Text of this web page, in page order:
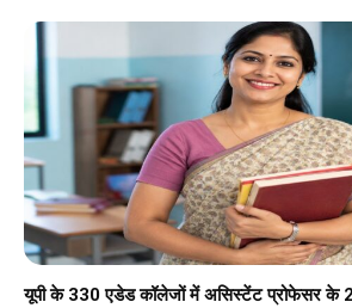
यूपी के 330 एडेड कॉलेजों में असिस्टेंट प्रोफेसर के